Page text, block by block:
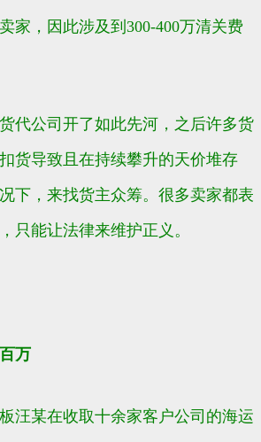
家，因此涉及到300-400万清关费
代公司开了如此先河，之后许多货
货导致且在持续攀升的天价堆存
下，来找货主众筹。很多卖家都表
只能让法律来维护正义。
万
汪某在收取十余家客户公司的海运